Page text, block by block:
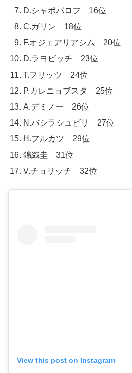
D.シャポバロフ 16位
C.ガリン 18位
F.オジェアリアシム 20位
D.ラヨビッチ 23位
T.フリッツ 24位
P.カレニョブスタ 25位
A.デミノー 26位
N.バシラシュビリ 27位
H.フルカツ 29位
錦織圭 31位
V.チョリッチ 32位
View this post on Instagram